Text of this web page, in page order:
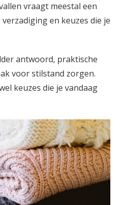
vraagt meestal een
en keuzes die je
antwoord, praktische
voor stilstand zorgen.
keuzes die je vandaag